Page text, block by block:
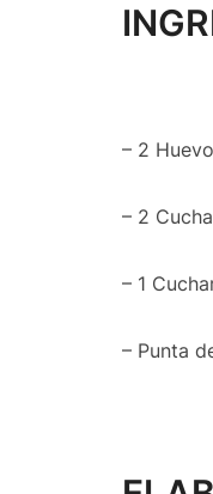
– 2
– 2
– 1
– Punta